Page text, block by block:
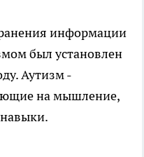
информации
был установлен
Аутизм -
на мышление,